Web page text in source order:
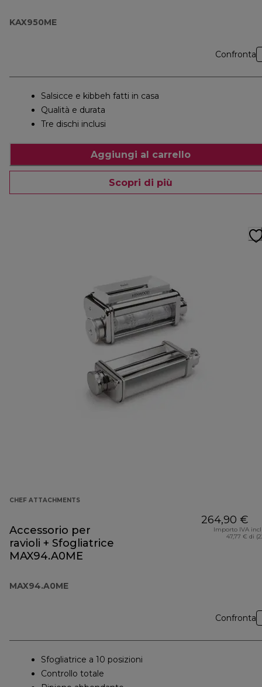
KAX950ME
Confronta
Salsicce e kibbeh fatti in casa
Qualità e durata
Tre dischi inclusi
Aggiungi al carrello
Scopri di più
CHEF ATTACHMENTS
Accessorio per
ravioli + Sfogliatrice
MAX94.A0ME
MAX94.A0ME
264,90 €
Importo IVA
47,77 € di
Confronta
Sfogliatrice a 10 posizioni
Controllo totale